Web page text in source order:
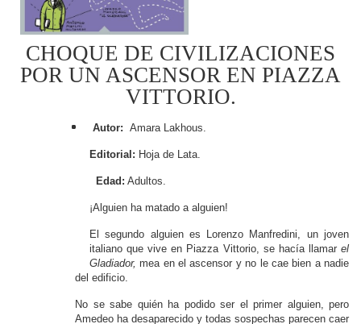
CHOQUE DE CIVILIZACIONES
POR UN ASCENSOR EN PIAZZA
VITTORIO.
Autor: Amara Lakhous.
Editorial: Hoja de Lata.
Edad: Adultos.
¡Alguien ha matado a alguien!
El segundo alguien es Lorenzo Manfredini, un joven
italiano que vive en Piazza Vittorio, se hacía llamar el
Gladiador, mea en el ascensor y no le cae bien a nadie
del edificio.
No se sabe quién ha podido ser el primer alguien, pero
Amedeo ha desaparecido y todas sospechas parecen caer